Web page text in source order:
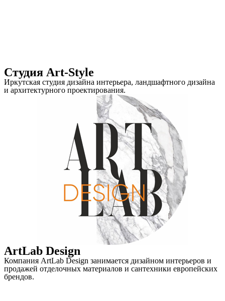
Студия Art-Style
Иркутская студия дизайна интерьера, ландшафтного дизайна
и архитектурного проектирования.
ArtLab Design
Компания ArtLab Design занимается дизайном интерьеров и
продажей отделочных материалов и сантехники европейских
брендов.